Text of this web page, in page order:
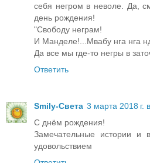
себя негром в неволе. Да,
день рождения!
"Свободу неграм!
И Манделе!...Мвабу нга нга
Да все мы где-то негры в
Ответить
Smily-Света 3 марта 2018 г.
С днём рождения!
Замечательные истории
удовольствием